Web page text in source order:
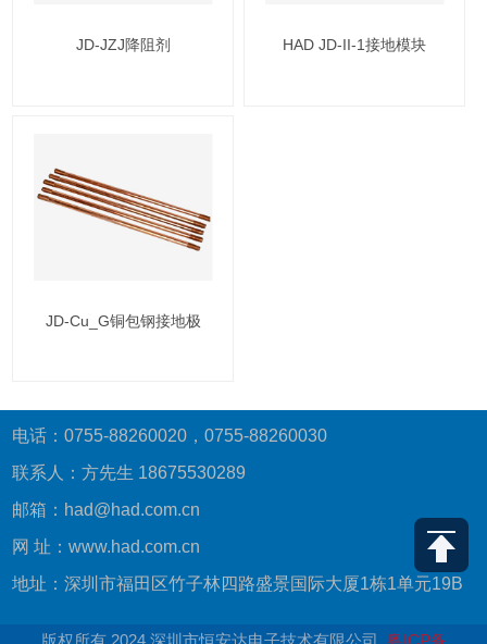
JD-JZJ降阻剂 HAD JD-II-1接地模块
JD-Cu_G铜包钢接地极
电话：0755-88260020，0755-88260030
联系人：方先生 18675530289
邮箱：had@had.com.cn
网 址：www.had.com.cn
地址：深圳市福田区竹子林四路盛景国际大厦1栋1单元19B
版权所有 2024 深圳市恒安达电子技术有限公司 粤ICP备